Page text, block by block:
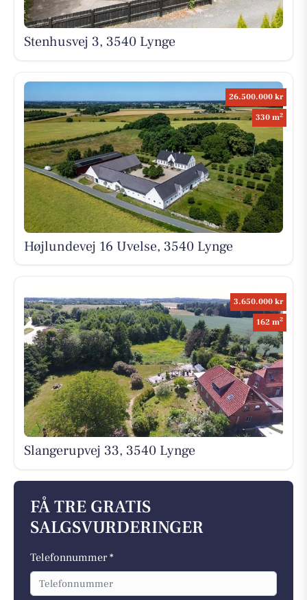
Stenhusvej 3, 3540 Lynge
26.500.000 kr
330 m2
Højlundevej 16 Uvelse, 3540 Lynge
3.650.000 kr
162 m2
Slangerupvej 33, 3540 Lynge
FÅ TRE GRATIS
SALGSVURDERINGER
Telefonnummer *